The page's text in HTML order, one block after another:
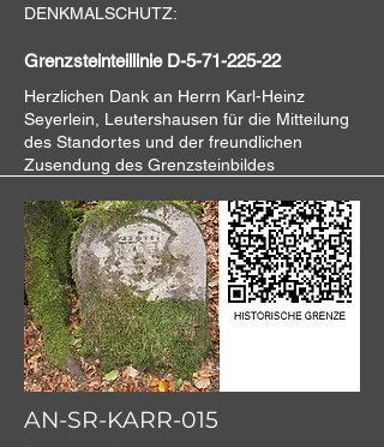
DENKMALSCHUTZ:
Grenzsteinteillinie D-5-71-225-22
Herzlichen Dank an Herrn Karl-Heinz
Seyerlein, Leutershausen für die Mitteilung
des Standortes und der freundlichen
Zusendung des Grenzsteinbildes
AN-SR-KARR-015